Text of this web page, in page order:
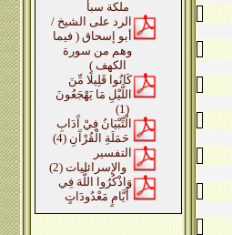
الرد على الشيخ /
أبو إسحاق ( فيما
وهم من سورة
كَانُوا قَلِيلًا مِّنَ
اللَّيْلِ مَا يَهْجَعُونَ
(1)
الْتِّبْيَانُ فِيْ آَدَابِ
التفسير
والإسرائليات (2)
وَاذْكُرُوا اللَّهَ فِي